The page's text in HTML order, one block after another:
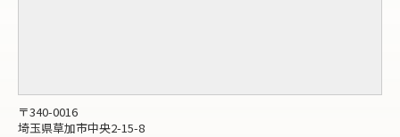
〒340-0016
埼玉県草加市中央2-15-8